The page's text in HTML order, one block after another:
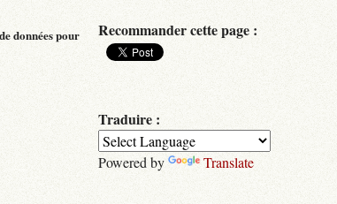
données pour
Recommander cette page :
Traduire :
Powered by Translate